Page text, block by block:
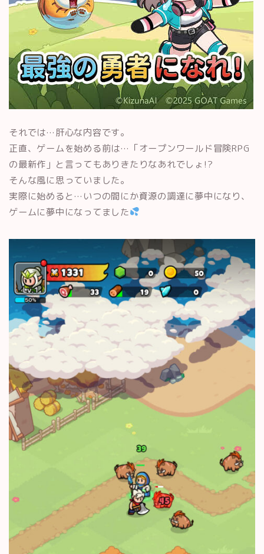
それでは…肝心な内容です。
正直、ゲームを始める前は…「オープンワールド冒険RPG
の最新作」と言ってもありきたりなあれでしょ!?
そんな風に思っていました。
実際に始めると…いつの間にか資源の調達に夢中になり、
ゲームに夢中になってました